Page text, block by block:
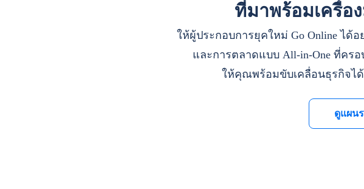
ที่มาพร้อมเครื่อ
ให้ผู้ประกอบการยุคใหม่ Go Online ได้
และการตลาดแบบ All-in-One ที่คร
ให้คุณพร้อมขับเคลื่อนธุรกิจไ
ดูแผน